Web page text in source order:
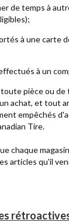
de temps à
à une carte
à un
pièce ou de
achat, et tout
empêchés
Tire.
chaque
articles qu'il